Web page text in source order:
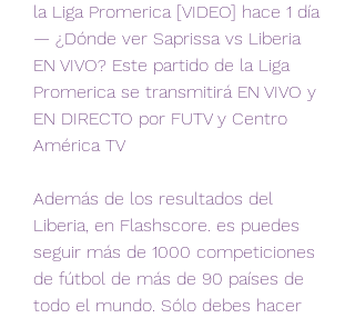
la Liga Promerica [VIDEO] hace 1 día
— ¿Dónde ver Saprissa vs Liberia
EN VIVO? Este partido de la Liga
Promerica se transmitirá EN VIVO y
EN DIRECTO por FUTV y Centro
América TV
Además de los resultados del
Liberia, en Flashscore. es puedes
seguir más de 1000 competiciones
de fútbol de más de 90 países de
todo el mundo. Sólo debes hacer